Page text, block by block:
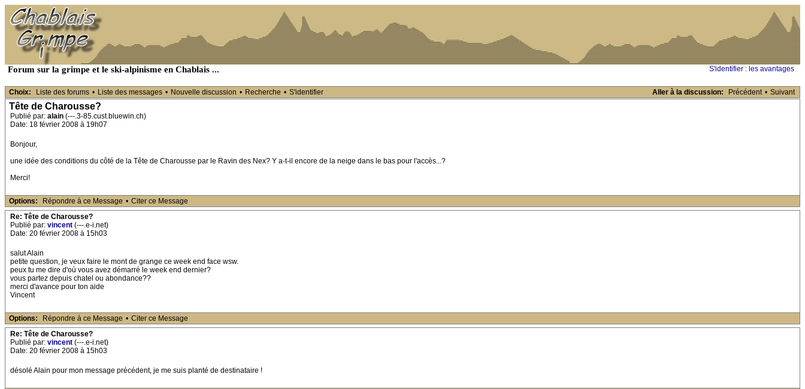
Forum sur la grimpe et le ski-alpinisme en Chablais ... S'identifier : les avantages
Aller à la discussion: Précédent • Suivant
Choix: Liste des forums • Liste des messages • Nouvelle discussion • Recherche • S'identifier
Tête de Charousse?
Publié par: alain (---.3-85.cust.bluewin.ch)
Date: 18 février 2008 à 19h07
Bonjour,
une idée des conditions du côté de la Tête de Charousse par le Ravin des Nex? Y a-t-il encore de la neige dans le bas pour l'accès...?
Merci!
Options: Répondre à ce Message • Citer ce Message
Re: Tête de Charousse?
Publié par: vincent (---.e-i.net)
Date: 20 février 2008 à 15h03
salut Alain
petite question, je veux faire le mont de grange ce week end face wsw.
peux tu me dire d'où vous avez démarré le week end dernier?
vous partez depuis chatel ou abondance??
merci d'avance pour ton aide
Vincent
Options: Répondre à ce Message • Citer ce Message
Re: Tête de Charousse?
Publié par: vincent (---.e-i.net)
Date: 20 février 2008 à 15h03
désolé Alain pour mon message précédent, je me suis planté de destinataire !